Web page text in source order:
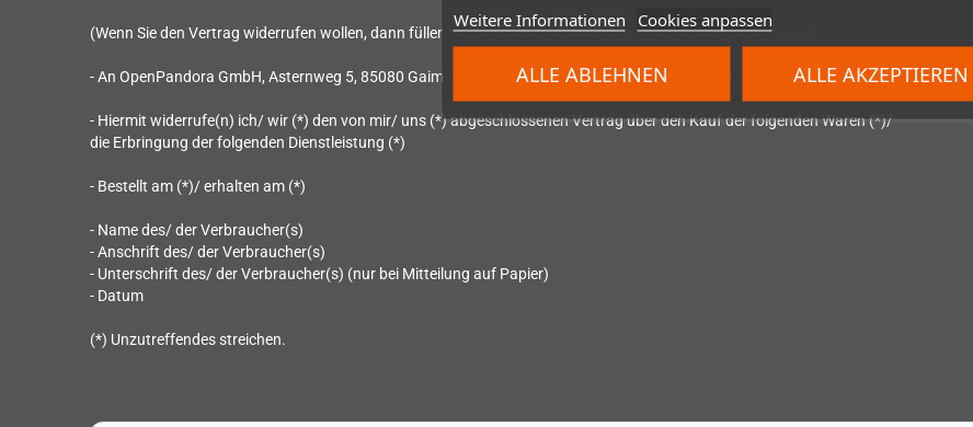
Weitere Informationen Cookies anpassen
ALLE ABLEHNEN ALLE AKZEPTIEREN
(Wenn Sie den Vertrag widerrufen wollen, dann füllen Sie bitte dieses Formular aus und senden Sie es zurück.)
- An OpenPandora GmbH, Asternweg 5, 85080 Gaimersheim, E-Mail-Adresse: shop@dragonbox.de:
- Hiermit widerrufe(n) ich/ wir (*) den von mir/ uns (*) abgeschlossenen Vertrag über den Kauf der folgenden Waren (*)/
die Erbringung der folgenden Dienstleistung (*)
- Bestellt am (*)/ erhalten am (*)
- Name des/ der Verbraucher(s)
- Anschrift des/ der Verbraucher(s)
- Unterschrift des/ der Verbraucher(s) (nur bei Mitteilung auf Papier)
- Datum
(*) Unzutreffendes streichen.